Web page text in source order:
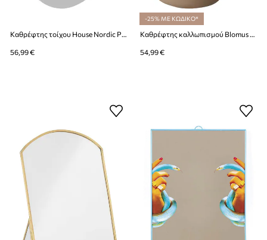
Καθρέφτης τοίχου House Nordic Palermo
56,99 €
-25% ΜΕ ΚΩΔΙΚΟ*
Καθρέφτης καλλωπισμού Blomus Sono
54,99 €